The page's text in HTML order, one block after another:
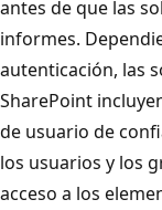
antes de que las
informes.
autenticación, las
SharePoint
de usuario de
los usuarios y los
acceso a los